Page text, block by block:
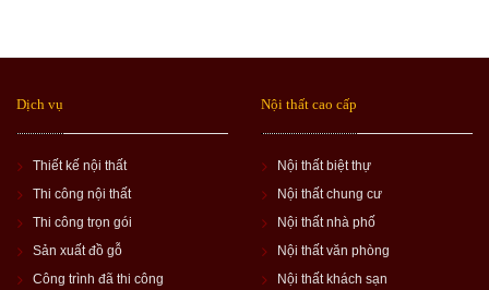
Dịch vụ
Thiết kế nội thất
Thi công nội thất
Thi công trọn gói
Sản xuất đồ gỗ
Công trình đã thi công
Nội thất cao cấp
Nội thất biệt thự
Nội thất chung cư
Nội thất nhà phố
Nội thất văn phòng
Nội thất khách sạn